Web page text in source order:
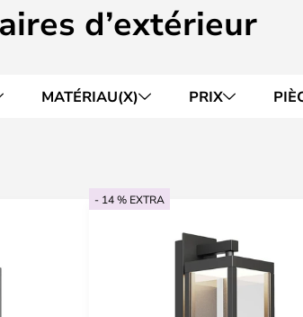
d’extérieur
MATÉRIAU(X) PRIX
- 14 % EXTRA